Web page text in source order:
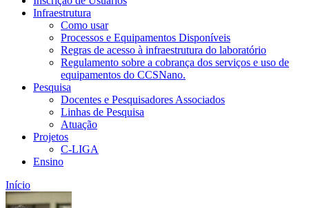
Infraestrutura
Como usar
Processos e Equipamentos Disponíveis
Regras de acesso à infraestrutura do laboratório
Regulamento sobre a cobrança dos serviços e uso de
equipamentos do CCSNano.
Pesquisa
Docentes e Pesquisadores Associados
Linhas de Pesquisa
Atuação
Projetos
C-LIGA
Ensino
Início